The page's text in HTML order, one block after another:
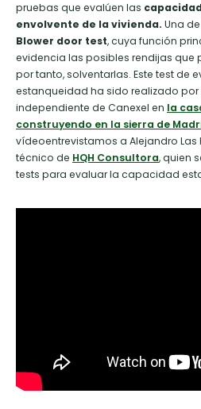
pruebas que evalúen las
envolvente de la vivienda. Una
Blower door test, cuya función
evidencia las posibles rendijas que
por tanto, solventarlas. Este test de
estanqueidad ha sido realizado por
independiente de Canexel en la
construyendo en la sierra de
vídeoentrevistamos a Alejandro Las
técnico de HQH Consultora, quien
tests para evaluar la capacidad